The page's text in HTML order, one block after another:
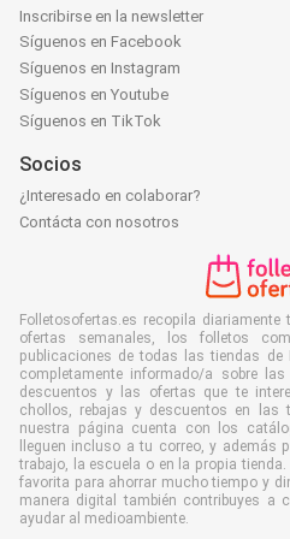
Inscribirse en la newsletter
Síguenos en Facebook
Síguenos en Instagram
Síguenos en Youtube
Síguenos en TikTok
Socios
¿Interesado en colaborar?
Contácta con nosotros
Folletosofertas.es recopila
ofertas semanales, los folletos
publicaciones de todas las tiendas de
completamente informado/a sobre
descuentos y las ofertas que te
chollos, rebajas y descuentos en las
nuestra página cuenta con los
lleguen incluso a tu correo, y además
trabajo, la escuela o en la propia
favorita para ahorrar mucho tiempo y
manera digital también contribuyes a
ayudar al medioambiente.